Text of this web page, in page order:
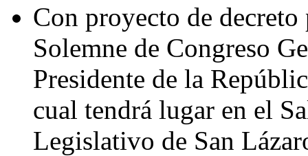
Con proyecto de decreto
Solemne de Congreso
Presidente de la
cual tendrá lugar en el
Legislativo de San